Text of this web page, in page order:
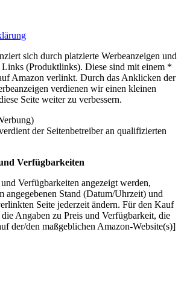
sich durch platzierte Werbeanzeigen und
(Produktlinks). Diese sind mit einem *
Amazon verlinkt. Durch das Anklicken der
verdienen wir einen kleinen
Seite weiter zu verbessern.
der Seitenbetreiber an qualifizierten
Verfügbarkeiten
Verfügbarkeiten angezeigt werden,
angegebenen Stand (Datum/Uhrzeit) und
Seite jederzeit ändern. Für den Kauf
Angaben zu Preis und Verfügbarkeit, die
der/den maßgeblichen Amazon-Website(s)]